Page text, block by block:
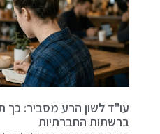
עו"ד לשון הרע מסביר:
ברשתות החברתיות